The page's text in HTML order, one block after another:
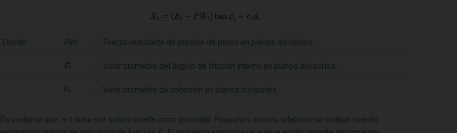
Donde: PW - Fuerza resultante de presión de poros en planos divisorios.
- Valor promedio del ángulo de fricción interno en planos divisorios.
- Valor promedio de cohesión en planos divisorios.
Es evidente que: n-1 debe ser seleccionada como prioridad. Pequeños errores relativos se reciben cuando